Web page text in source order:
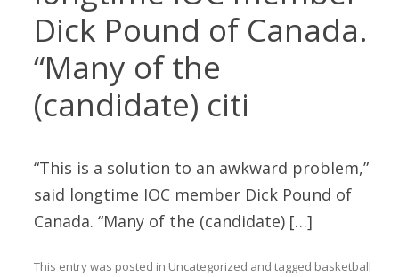
Dick Pound of Canada.
“Many of the
(candidate) citi
“This is a solution to an awkward problem,”
said longtime IOC member Dick Pound of
Canada. “Many of the (candidate) […]
This entry was posted in Uncategorized and tagged basketball